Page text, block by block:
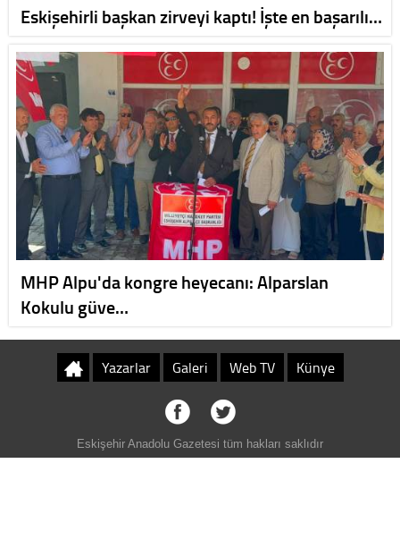
Eskişehirli başkan zirveyi kaptı! İşte en başarılı…
MHP Alpu'da kongre heyecanı: Alparslan
Kokulu güve…
Yazarlar Galeri Web TV Künye
Eskişehir Anadolu Gazetesi tüm hakları saklıdır